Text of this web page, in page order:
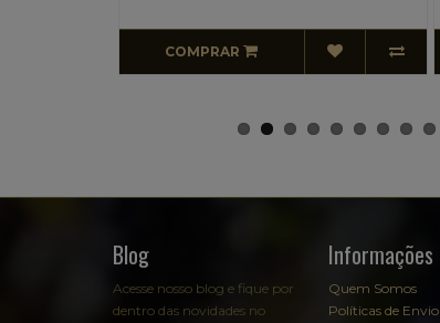
COMPRAR
Blog
Acesse nosso blog e fique por
dentro das novidades no
Informações
Quem Somos
Políticas de Envio